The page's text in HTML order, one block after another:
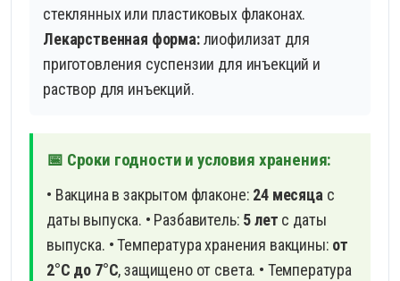
стеклянных или пластиковых флаконах.
Лекарственная форма:лиофилизат для
приготовления суспензии для инъекций и
раствор для инъекций.
📅 Сроки годности и условия хранения:
• Вакцина в закрытом флаконе: 24 месяца с
даты выпуска. • Разбавитель: 5 лет с даты
выпуска. • Температура хранения вакцины: от
2°С до 7°С, защищено от света. • Температура